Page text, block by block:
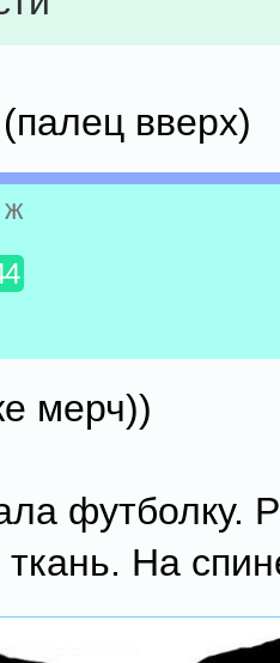
вверх)
ж
мерч))
футболку.
ткань. На